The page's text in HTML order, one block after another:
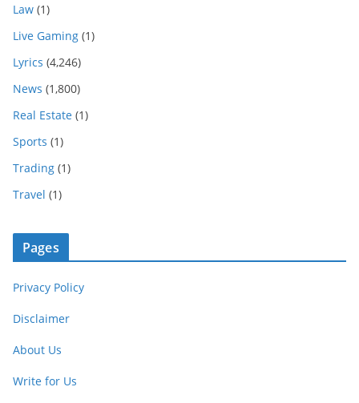
Law (1)
Live Gaming (1)
Lyrics (4,246)
News (1,800)
Real Estate (1)
Sports (1)
Trading (1)
Travel (1)
Pages
Privacy Policy
Disclaimer
About Us
Write for Us